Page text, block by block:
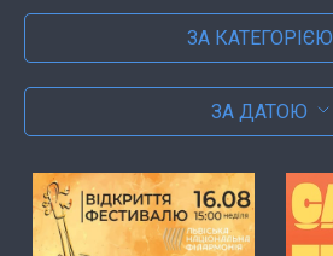
ЗА КАТЕГОРІЄЮ
ЗА ДАТОЮ